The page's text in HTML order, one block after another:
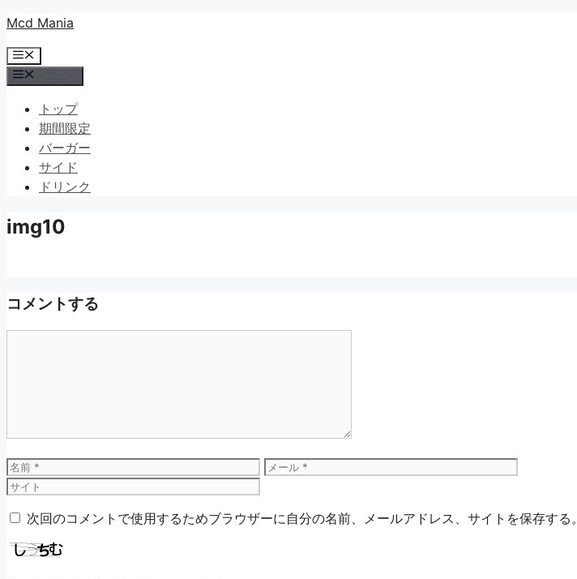
コ
テ
ン
Mcd Mania
メ
ニ
ュ
トップ
期間限定
バーガー
サイド
ドリンク
img10
コメントする
名
前
メ
次回のコメントで使用するためブラウザーに自分の名前、メールアドレス、サイトを保存する。